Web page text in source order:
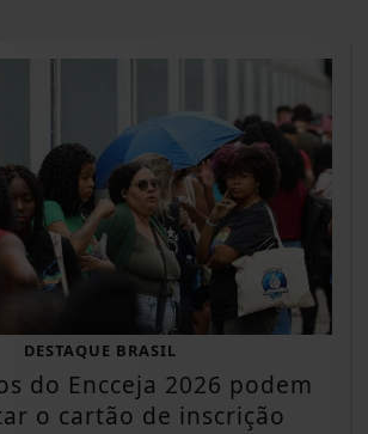
DESTAQUE BRASIL
do Encceja 2026 podem
o cartão de inscrição